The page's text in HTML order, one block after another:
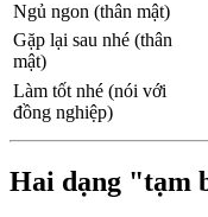
Ngủ ngon (thân mật)
Gặp lại sau nhé (thân
mật)
Làm tốt nhé (nói với
đồng nghiệp)
Hai dạng "tạm